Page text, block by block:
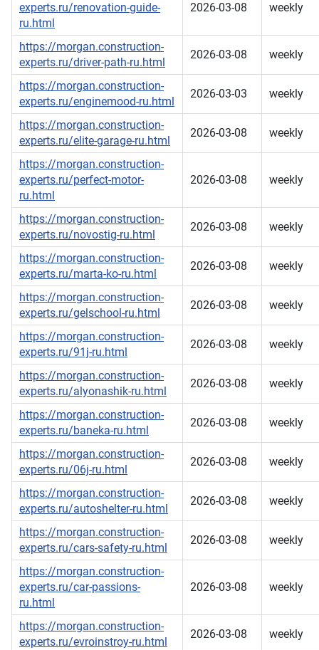
experts.ru/renovation-guide-
ru.html
2026-03-08 weekly
https://morgan.construction-
experts.ru/driver-path-ru.html
2026-03-08 weekly
https://morgan.construction-
experts.ru/enginemood-ru.html
2026-03-03 weekly
https://morgan.construction-
experts.ru/elite-garage-ru.html
2026-03-08 weekly
https://morgan.construction-
experts.ru/perfect-motor-
ru.html
2026-03-08 weekly
https://morgan.construction-
experts.ru/novostig-ru.html
2026-03-08 weekly
https://morgan.construction-
experts.ru/marta-ko-ru.html
2026-03-08 weekly
https://morgan.construction-
experts.ru/gelschool-ru.html
2026-03-08 weekly
https://morgan.construction-
experts.ru/91j-ru.html
2026-03-08 weekly
https://morgan.construction-
experts.ru/alyonashik-ru.html
2026-03-08 weekly
https://morgan.construction-
experts.ru/baneka-ru.html
2026-03-08 weekly
https://morgan.construction-
experts.ru/06j-ru.html
2026-03-08 weekly
https://morgan.construction-
experts.ru/autoshelter-ru.html
2026-03-08 weekly
https://morgan.construction-
experts.ru/cars-safety-ru.html
2026-03-08 weekly
https://morgan.construction-
experts.ru/car-passions-
ru.html
2026-03-08 weekly
https://morgan.construction-
experts.ru/evroinstroy-ru.html
2026-03-08 weekly